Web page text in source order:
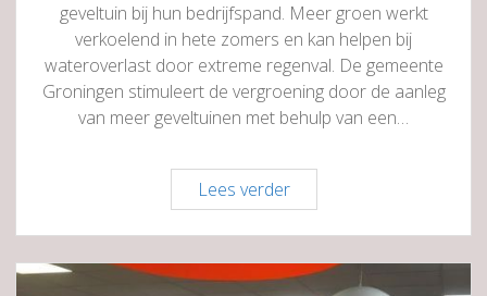
geveltuin bij hun bedrijfspand. Meer groen werkt
verkoelend in hete zomers en kan helpen bij
wateroverlast door extreme regenval. De gemeente
Groningen stimuleert de vergroening door de aanleg
van meer geveltuinen met behulp van een…
Lees verderGratis
geveltuinen
voor
Groningse